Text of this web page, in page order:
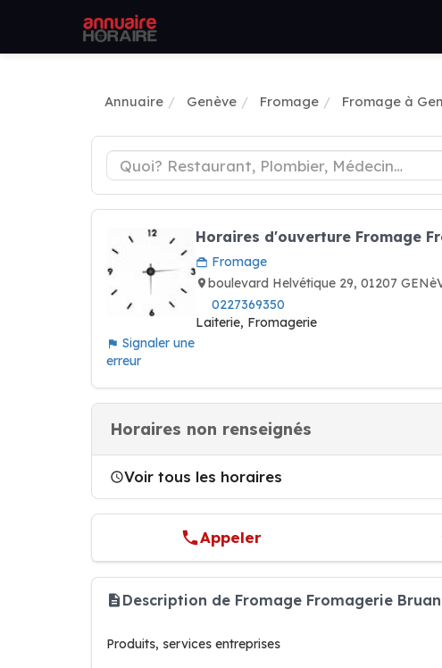
Annuaire Genève Fromage Fromage à
Signaler une
erreur
Horaires d'ouverture Fromage
Fromage
boulevard Helvétique 29, 01207
0227369350
Laiterie, Fromagerie
Horaires non renseignés
Voir tous les horaires
Appeler
Description de Fromage Fromagerie
Produits, services entreprises